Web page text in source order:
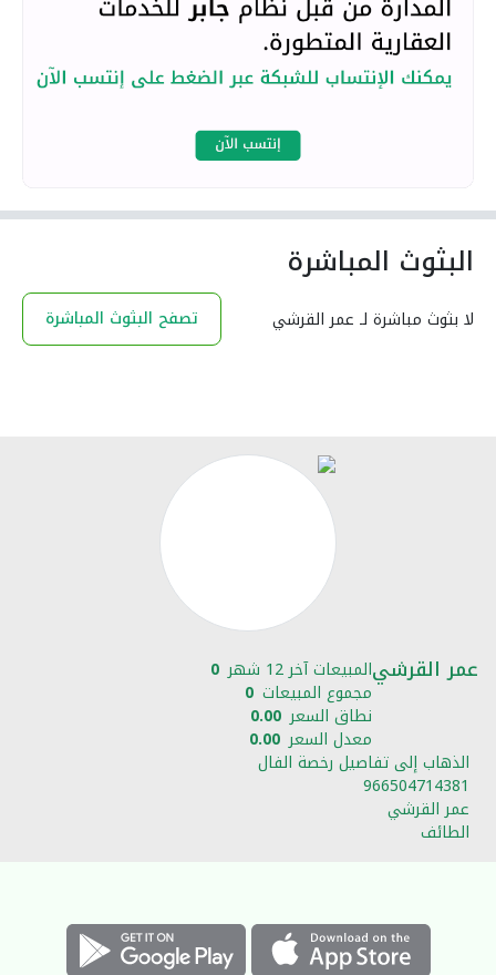
البثوث المباشرة
لا بثوث مباشرة لـ عمر القرشي تصفح البثوث المباشرة
عمر القرشيالمبيعات آخر 12 شهر 0
مجموع المبيعات 0
نطاق السعر 0.00
معدل السعر 0.00
الذهاب إلى تفاصيل رخصة الفال
966504714381
عمر القرشي
الطائف